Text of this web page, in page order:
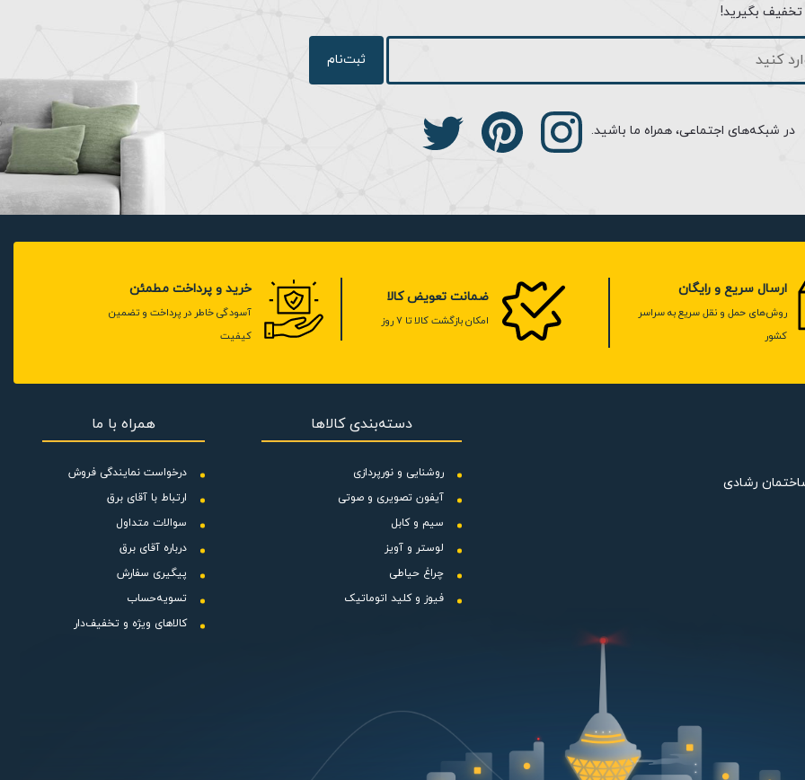
وات می باشد و دور موتور آن 1410 است. این محصول به دلیل تعداد پره های بالا و هوادهی خوب، گزینه مناسبی برای استفاده در قسمت
آکسیال بصورت دائم کار بوده و کلاس عایق بندی موتور F می باشد که دارای درجه حفاظتی IP55 می باشد. درجه حفاظتی نشان دهنده این است؛ که در مقابل
و... می باشد. مهم ترین ویژگی این محصول هوادهی بالای آن و استحکام ساختاری
تخفیف بگیرید!
ثبت‌نام
در شبکه‌های اجتماعی، همراه ما باشید.
ارسال سریع و رایگان
روش‌های حمل و نقل سریع به سراسر
کشور
ضمانت تعویض کالا
امکان بازگشت کالا تا 7 روز
خرید و پرداخت مطمئن
آسودگی خاطر در پرداخت و تضمین
کیفیت
رشادی
دسته‌بندی کالاها
روشنایی و نورپردازی
آیفون تصویری و صوتی
سیم و کابل
لوستر و آویز
چراغ حیاطی
فیوز و کلید اتوماتیک
همراه با ما
درخواست نمایندگی فروش
ارتباط با آقای برق
سوالات متداول
درباره آقای برق
پیگیری سفارش
تسویه‌حساب
کالاهای ویژه و تخفیف‌دار